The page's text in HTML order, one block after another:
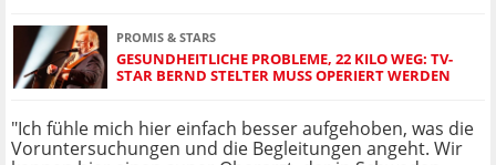
PROMIS & STARS
GESUNDHEITLICHE PROBLEME, 22 KILO WEG: TV-
STAR BERND STELTER MUSS OPERIERT WERDEN
"Ich fühle mich hier einfach besser aufgehoben, was die
Voruntersuchungen und die Begleitungen angeht. Wir